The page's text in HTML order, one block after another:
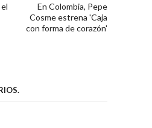
En Colombia, Pepe
Cosme estrena 'Caja
con forma de corazón'